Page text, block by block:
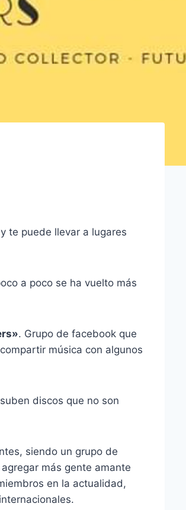
te puede llevar a lugares
a poco se ha vuelto más
. Grupo de facebook que
música con algunos
discos que no son
siendo un grupo de
más gente amante
en la actualidad,